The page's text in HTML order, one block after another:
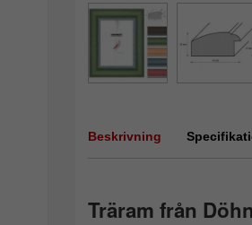
Beskrivning
Träram från